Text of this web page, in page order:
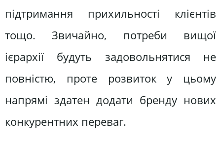
підтримання прихильності клієнтів
тощо. Звичайно, потреби вищої
ієрархії будуть задовольнятися не
повністю, проте розвиток у цьому
напрямі здатен додати бренду нових
конкурентних переваг.